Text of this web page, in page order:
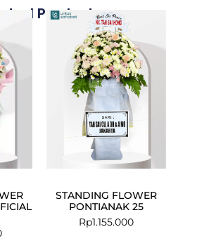
Products
STANDING FLOWER
PONTIANAK 25
Rp1.155.000